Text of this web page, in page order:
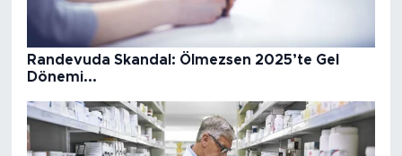
Randevuda Skandal: Ölmezsen 2025’te Gel
Dönemi...